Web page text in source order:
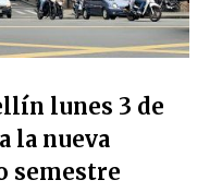
lunes 3 de
la nueva
semestre